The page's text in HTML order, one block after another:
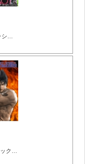
【プレミアム】ST クラシックモード 全消灯プレミアム変動
【プレミアム】クライマックスリーチ 全回転～血闘～